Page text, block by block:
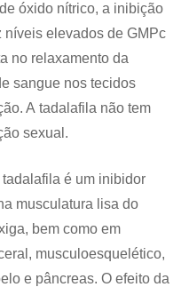
óxido nítrico, a inibição
elevados de GMPc
no relaxamento da
sangue nos tecidos
A tadalafila não tem
sexual.
é um inibidor
musculatura lisa do
bem como em
musculoesquelético,
e pâncreas. O efeito da